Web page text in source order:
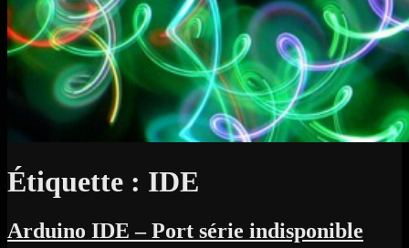
Étiquette : IDE
Arduino IDE – Port série indisponible